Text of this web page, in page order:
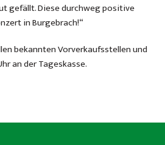
gefällt. Diese durchweg positive
in Burgebrach!“
bekannten Vorverkaufsstellen und
an der Tageskasse.